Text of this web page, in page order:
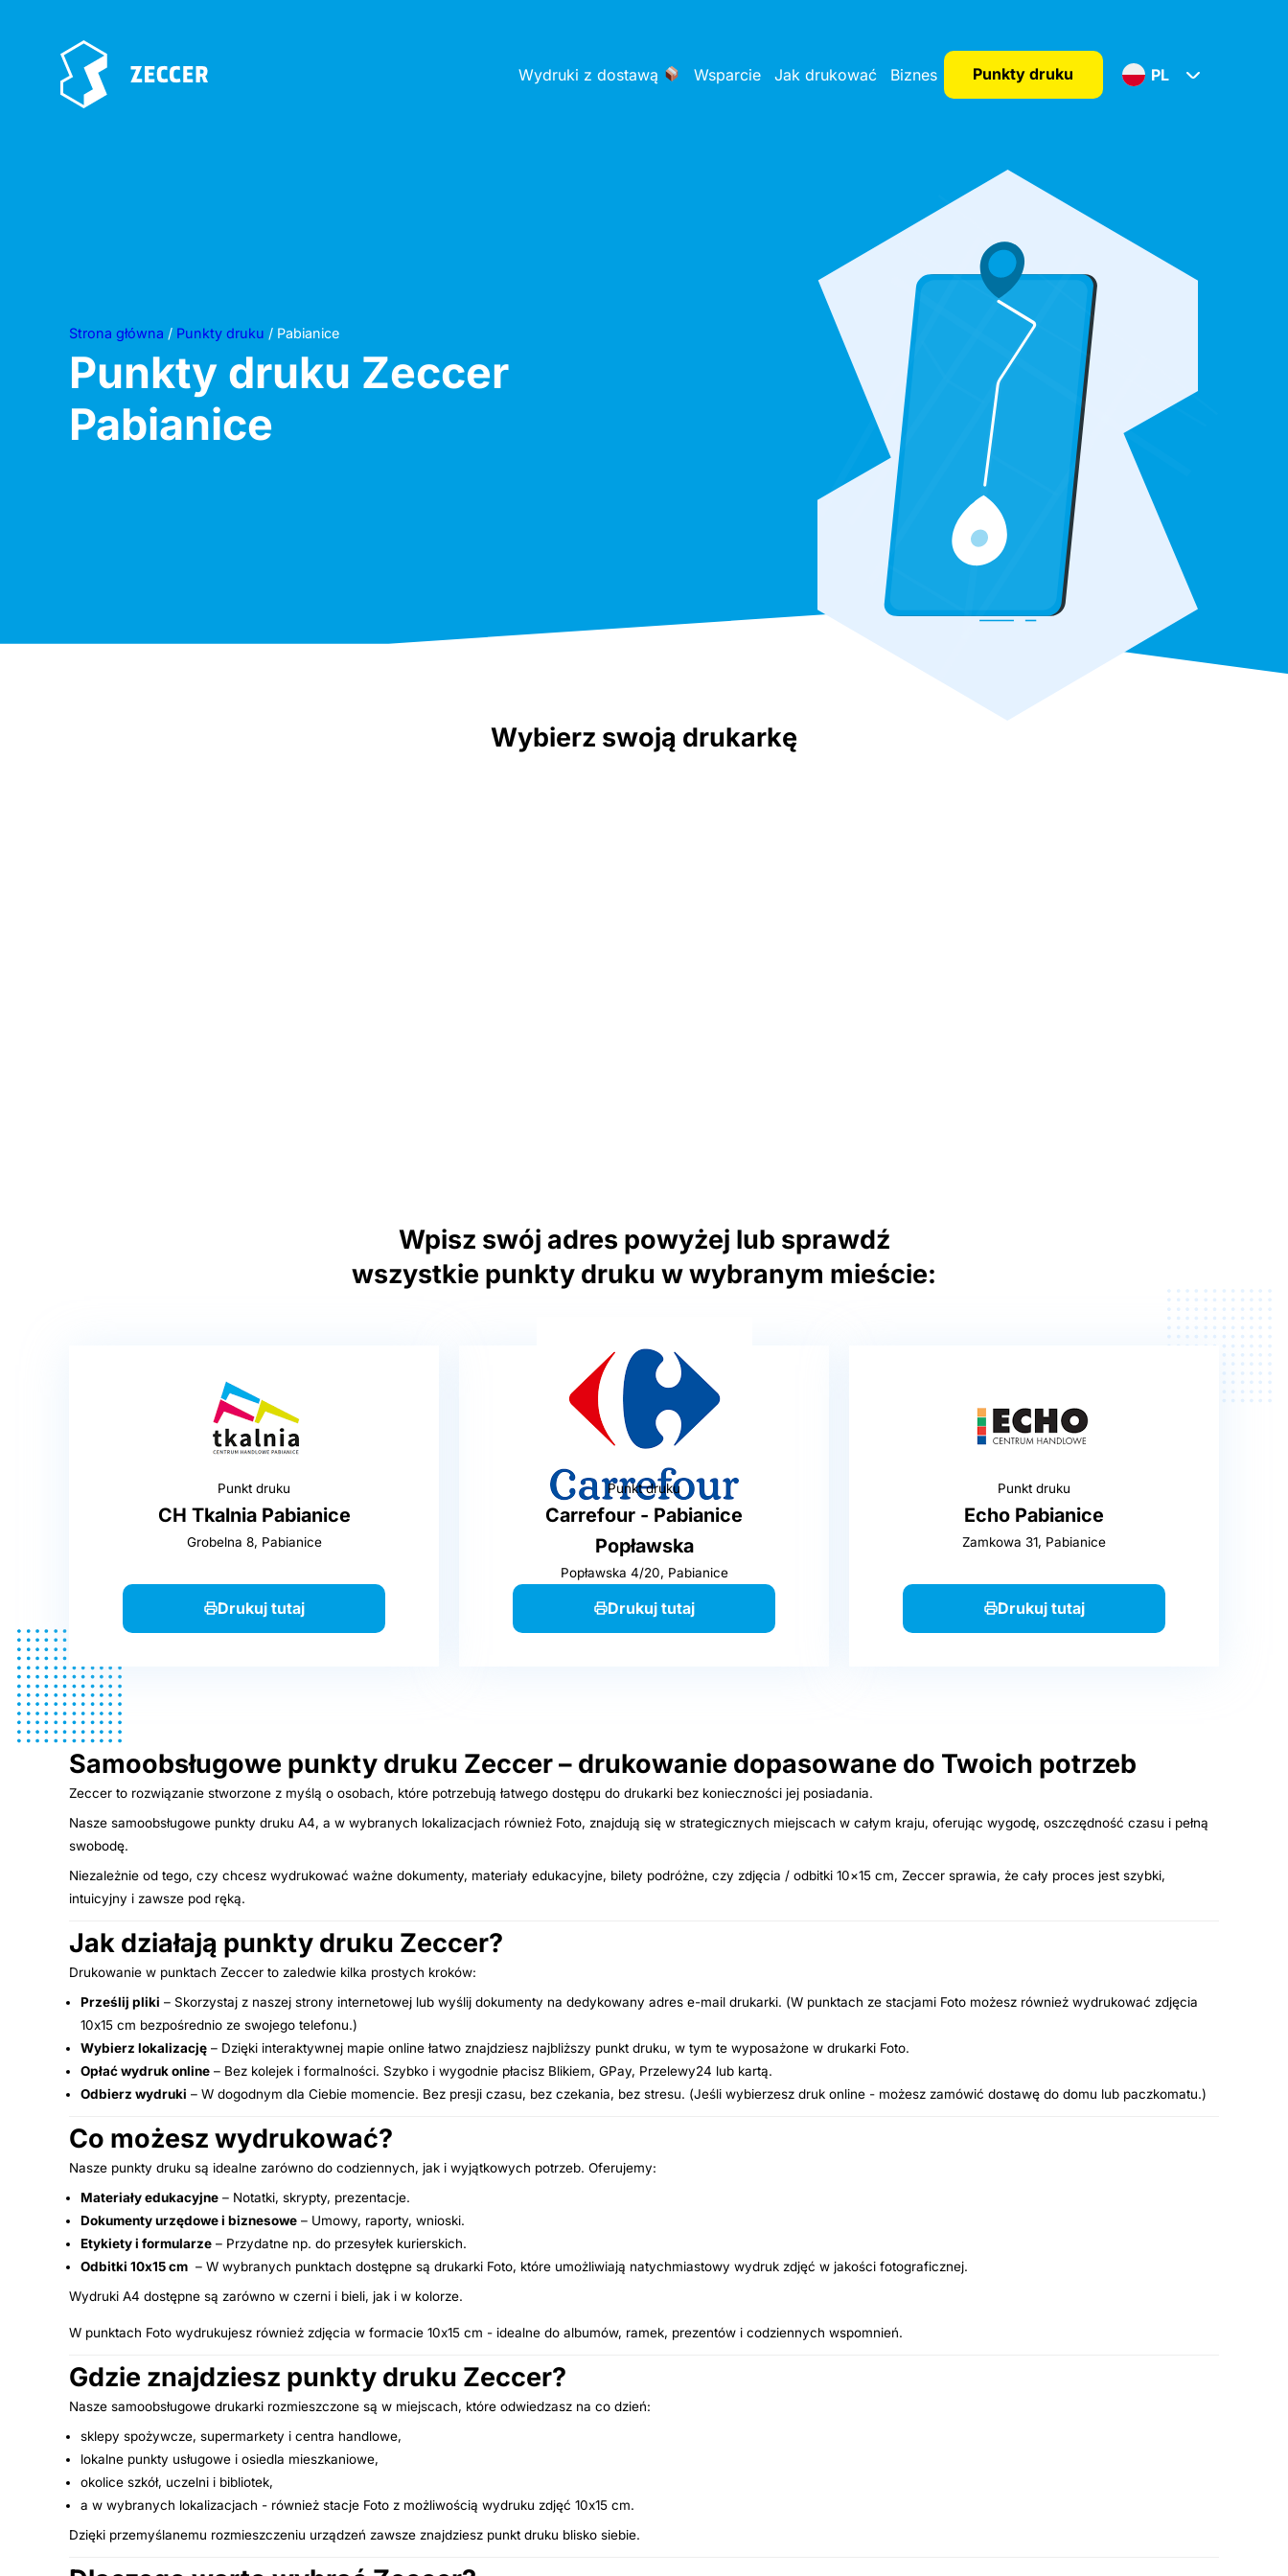
Wydruki z dostawą Wsparcie Jak drukować Biznes Punkty druku PL
Strona główna / Punkty druku / Pabianice
Punkty druku Zeccer
Pabianice
Wybierz swoją drukarkę
Wpisz swój adres powyżej lub sprawdź
wszystkie punkty druku w wybranym mieście:
Punkt druku
CH Tkalnia Pabianice
Grobelna 8, Pabianice
Drukuj tutaj
Punkt druku
Carrefour - Pabianice
Popławska
Popławska 4/20, Pabianice
Drukuj tutaj
Punkt druku
Echo Pabianice
Zamkowa 31, Pabianice
Drukuj tutaj
Samoobsługowe punkty druku Zeccer – drukowanie dopasowane do Twoich potrzeb
Zeccer to rozwiązanie stworzone z myślą o osobach, które potrzebują łatwego dostępu do drukarki bez konieczności jej posiadania.
Nasze samoobsługowe punkty druku A4, a w wybranych lokalizacjach również Foto, znajdują się w strategicznych miejscach w całym kraju, oferując wygodę, oszczędność czasu i pełną
swobodę.
Niezależnie od tego, czy chcesz wydrukować ważne dokumenty, materiały edukacyjne, bilety podróżne, czy zdjęcia / odbitki 10×15 cm, Zeccer sprawia, że cały proces jest szybki,
intuicyjny i zawsze pod ręką.
Jak działają punkty druku Zeccer?
Drukowanie w punktach Zeccer to zaledwie kilka prostych kroków:
Prześlij pliki – Skorzystaj z naszej strony internetowej lub wyślij dokumenty na dedykowany adres e-mail drukarki. (W punktach ze stacjami Foto możesz również wydrukować zdjęcia
10x15 cm bezpośrednio ze swojego telefonu.)
Wybierz lokalizację – Dzięki interaktywnej mapie online łatwo znajdziesz najbliższy punkt druku, w tym te wyposażone w drukarki Foto.
Opłać wydruk online – Bez kolejek i formalności. Szybko i wygodnie płacisz Blikiem, GPay, Przelewy24 lub kartą.
Odbierz wydruki – W dogodnym dla Ciebie momencie. Bez presji czasu, bez czekania, bez stresu. (Jeśli wybierzesz druk online - możesz zamówić dostawę do domu lub paczkomatu.)
Co możesz wydrukować?
Nasze punkty druku są idealne zarówno do codziennych, jak i wyjątkowych potrzeb. Oferujemy:
Materiały edukacyjne – Notatki, skrypty, prezentacje.
Dokumenty urzędowe i biznesowe – Umowy, raporty, wnioski.
Etykiety i formularze – Przydatne np. do przesyłek kurierskich.
Odbitki 10x15 cm – W wybranych punktach dostępne są drukarki Foto, które umożliwiają natychmiastowy wydruk zdjęć w jakości fotograficznej.
Wydruki A4 dostępne są zarówno w czerni i bieli, jak i w kolorze.
W punktach Foto wydrukujesz również zdjęcia w formacie 10x15 cm - idealne do albumów, ramek, prezentów i codziennych wspomnień.
Gdzie znajdziesz punkty druku Zeccer?
Nasze samoobsługowe drukarki rozmieszczone są w miejscach, które odwiedzasz na co dzień:
sklepy spożywcze, supermarkety i centra handlowe,
lokalne punkty usługowe i osiedla mieszkaniowe,
okolice szkół, uczelni i bibliotek,
a w wybranych lokalizacjach - również stacje Foto z możliwością wydruku zdjęć 10x15 cm.
Dzięki przemyślanemu rozmieszczeniu urządzeń zawsze znajdziesz punkt druku blisko siebie.